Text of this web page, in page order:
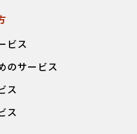
ビス
のサービス
ス
ス